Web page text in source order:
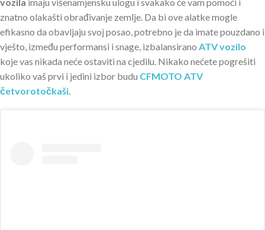
vozila imaju višenamjensku ulogu i svakako će vam pomoći i
znatno olakašti obrađivanje zemlje. Da bi ove alatke mogle
efikasno da obavljaju svoj posao, potrebno je da imate pouzdano i
vješto, između performansi i snage, izbalansirano ATV vozilo
koje vas nikada neće ostaviti na cjedilu. Nikako nećete pogrešiti
ukoliko vaš prvi i jedini izbor budu CFMOTO ATV
četvorotočkaši.